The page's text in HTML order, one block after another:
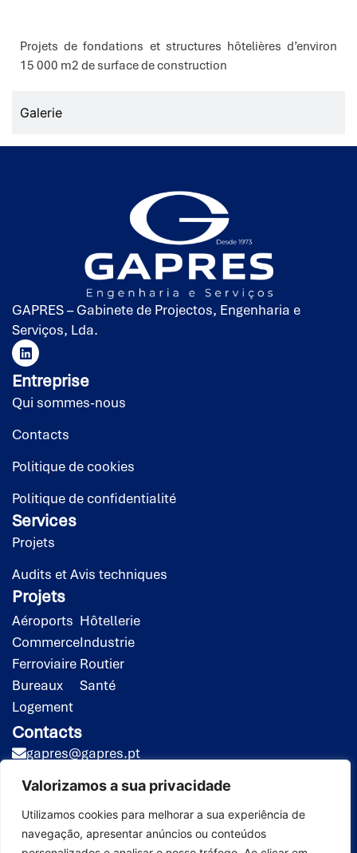
Valorizamos a sua privacidade
Utilizamos cookies para melhorar a sua experiência de
navegação, apresentar anúncios ou conteúdos
Galerie
Projets de fondations et structures hôtelières d’environ
15 000 m2 de surface de construction
GAPRES – Gabinete de Projectos, Engenharia e
Serviços, Lda.
Entreprise
Qui sommes-nous
Contacts
Politique de cookies
Politique de confidentialité
Services
Projets
Audits et Avis techniques
Projets
Aéroports
Commerce
Ferroviaire
Bureaux
Logement
Hôtellerie
Industrie
Routier
Santé
Contacts
gapres@gapres.pt
(351) 919 413 258**
*Appel vers le réseau fixe national
**Appel vers le réseau mobile national